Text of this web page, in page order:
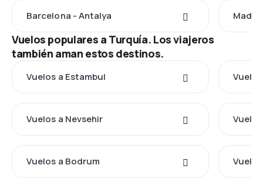
Barcelona - Antalya
Vuelos populares a Turquía. Los viajeros
también aman estos destinos.
Vuelos a Estambul
Vuelos a Nevsehir
Vuelos a Bodrum